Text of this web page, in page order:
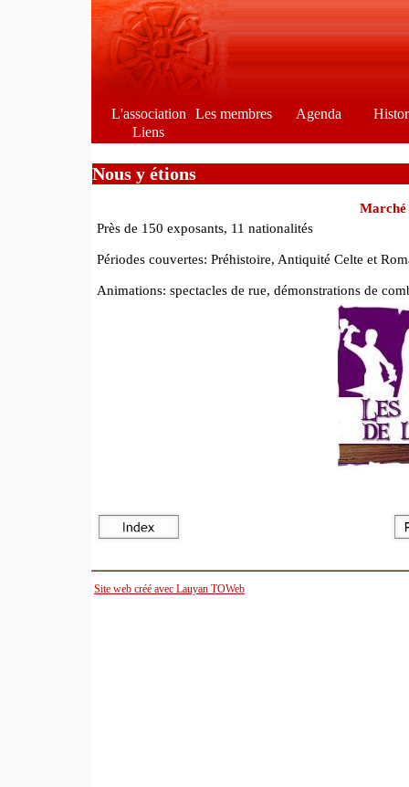
L'association Les membres Agenda
Liens
Nous y étions
Marché
Près de 150 exposants, 11 nationalités
Périodes couvertes: Préhistoire, Antiquité Celte et
Animations: spectacles de rue, démonstrations de
Site web créé avec Lauyan TOWeb